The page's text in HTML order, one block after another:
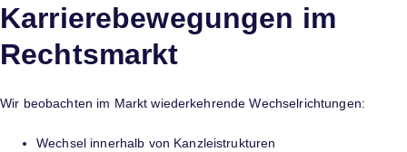
Karrierebewegungen im
Rechtsmarkt
Wir beobachten im Markt wiederkehrende Wechselrichtungen:
Wechsel innerhalb von Kanzleistrukturen